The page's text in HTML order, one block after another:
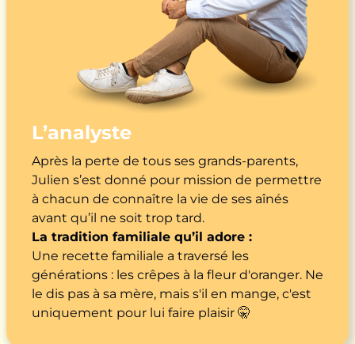
L’analyste
Après la perte de tous ses grands-parents,
Julien s’est donné pour mission de permettre
à chacun de connaître la vie de ses aînés
avant qu’il ne soit trop tard.
La tradition familiale qu’il adore :
Une recette familiale a traversé les
générations : les crêpes à la fleur d'oranger. Ne
le dis pas à sa mère, mais s'il en mange, c'est
uniquement pour lui faire plaisir 🤫